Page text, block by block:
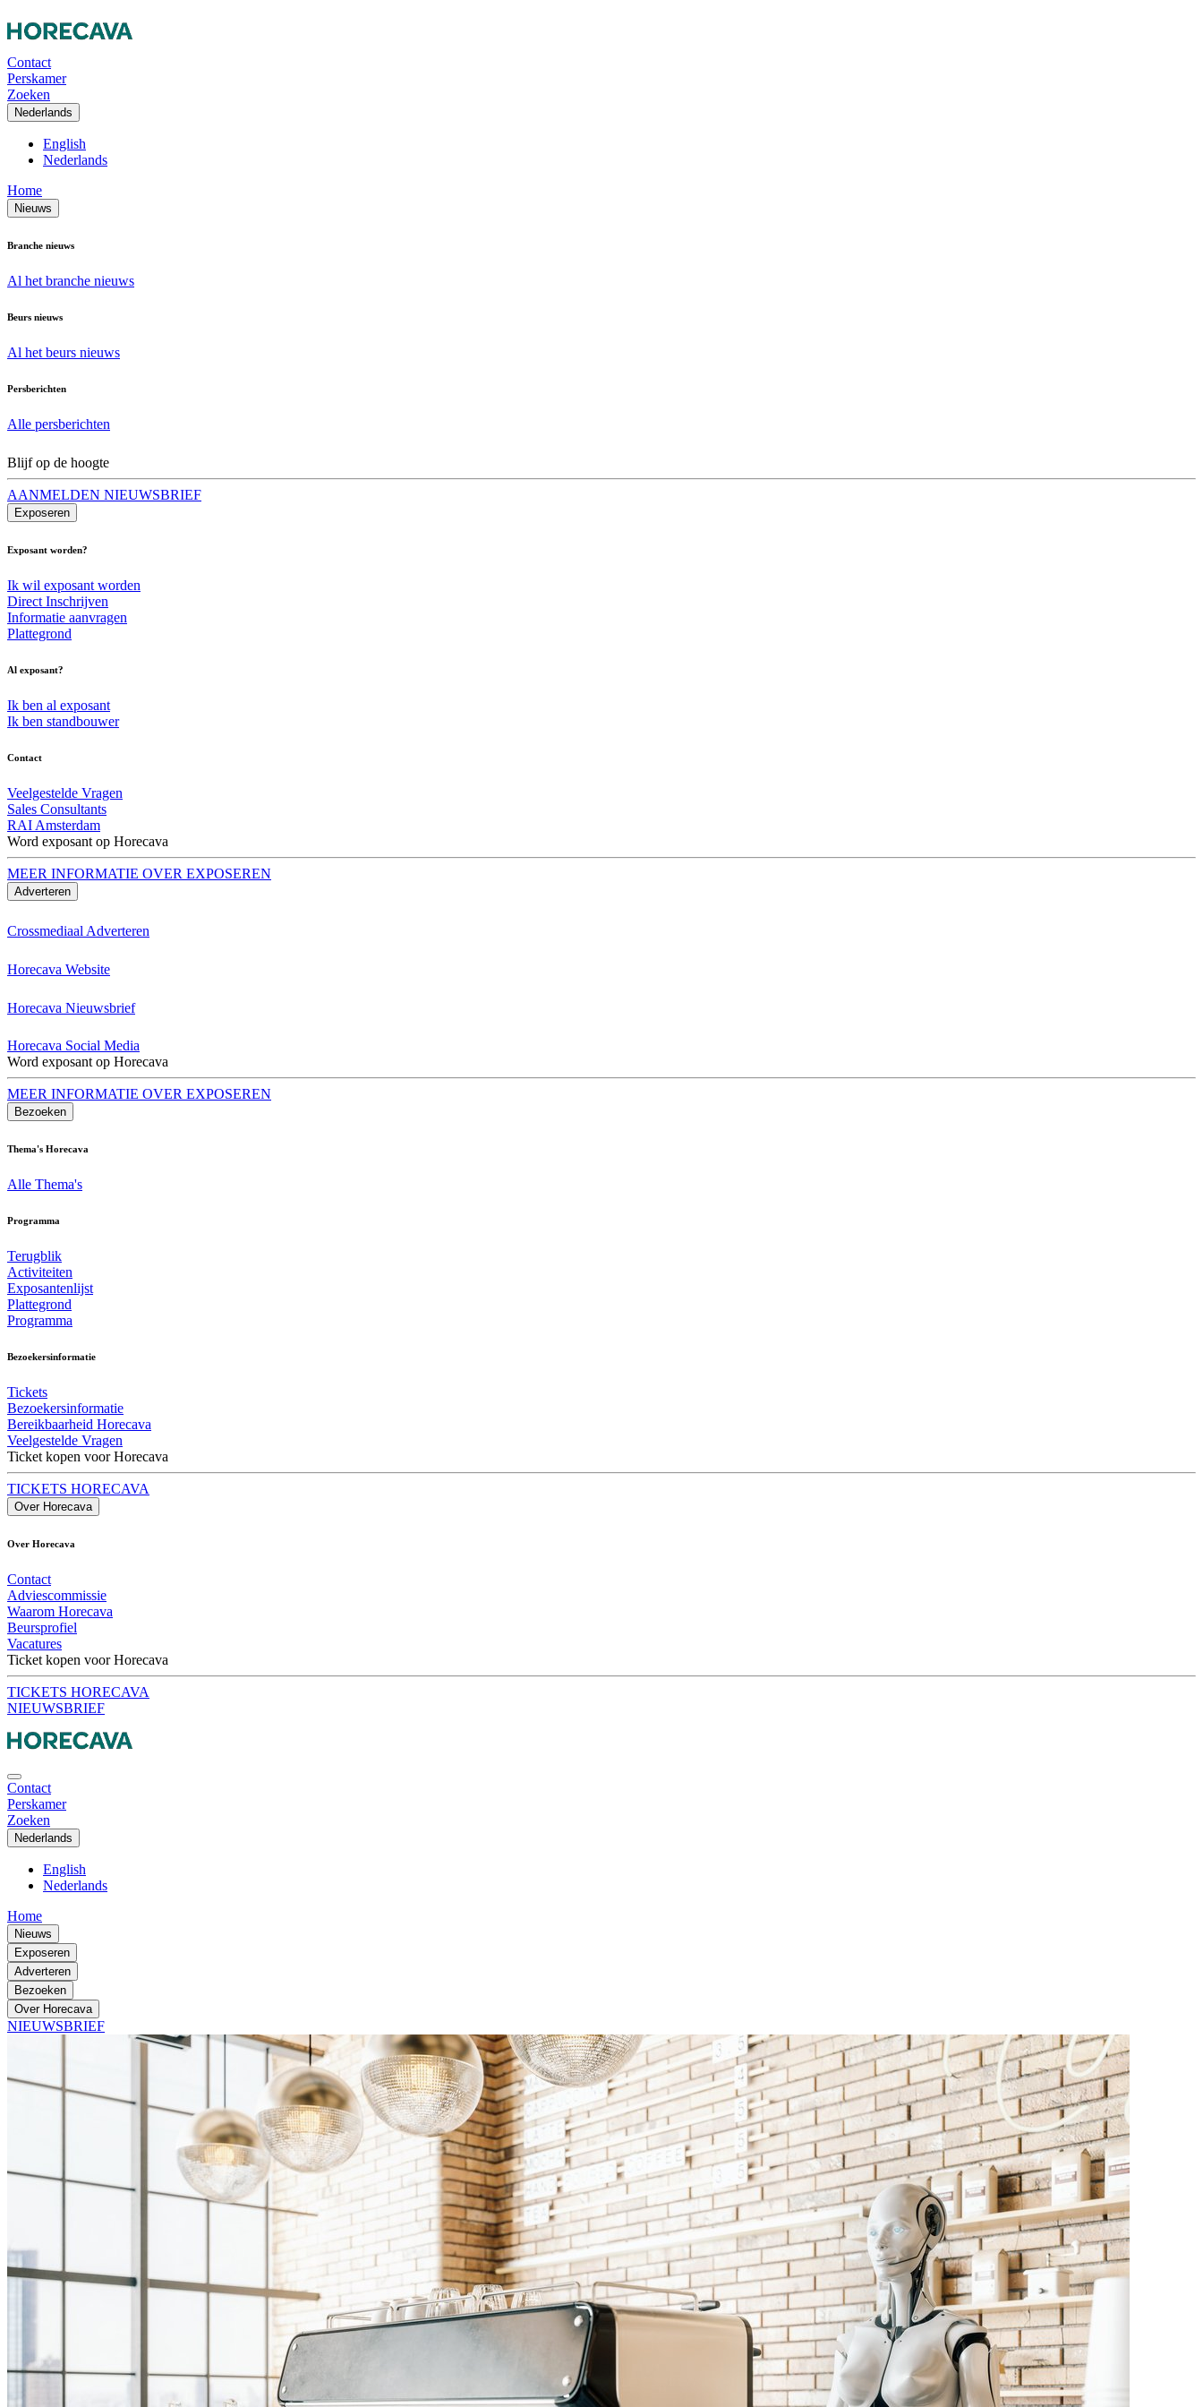
Contact
Perskamer
Zoeken
Nederlands
English
Nederlands
Home
Nieuws
Branche nieuws
Al het branche nieuws
Beurs nieuws
Al het beurs nieuws
Persberichten
Alle persberichten
Blijf op de hoogte
AANMELDEN NIEUWSBRIEF
Exposeren
Exposant worden?
Ik wil exposant worden
Direct Inschrijven
Informatie aanvragen
Plattegrond
Al exposant?
Ik ben al exposant
Ik ben standbouwer
Contact
Veelgestelde Vragen
Sales Consultants
RAI Amsterdam
Word exposant op Horecava
MEER INFORMATIE OVER EXPOSEREN
Adverteren
Crossmediaal Adverteren
Horecava Website
Horecava Nieuwsbrief
Horecava Social Media
Word exposant op Horecava
MEER INFORMATIE OVER EXPOSEREN
Bezoeken
Thema's Horecava
Alle Thema's
Programma
Terugblik
Activiteiten
Exposantenlijst
Plattegrond
Programma
Bezoekersinformatie
Tickets
Bezoekersinformatie
Bereikbaarheid Horecava
Veelgestelde Vragen
Ticket kopen voor Horecava
TICKETS HORECAVA
Over Horecava
Over Horecava
Contact
Adviescommissie
Waarom Horecava
Beursprofiel
Vacatures
Ticket kopen voor Horecava
TICKETS HORECAVA
NIEUWSBRIEF
Contact
Perskamer
Zoeken
Nederlands
English
Nederlands
Home
Nieuws
Exposeren
Adverteren
Bezoeken
Over Horecava
NIEUWSBRIEF